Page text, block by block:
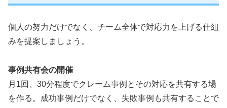
個人の努力だけでなく、チーム全体で対応力を上げる仕組
みを提案しましょう。
事例共有会の開催
月1回、30分程度でクレーム事例とその対応を共有する場
を作る。成功事例だけでなく、失敗事例も共有することで